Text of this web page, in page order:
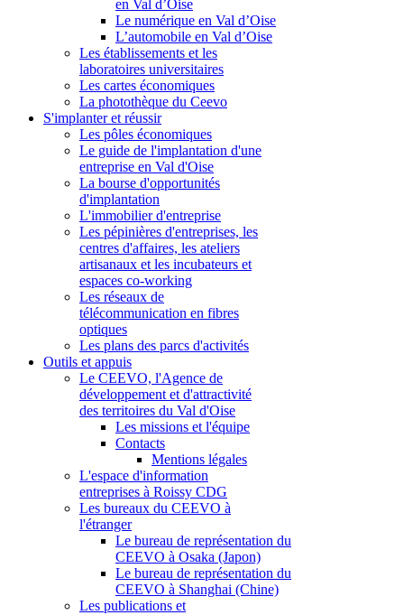
en Val d’Oise
Le numérique en Val d’Oise
L’automobile en Val d’Oise
Les établissements et les
laboratoires universitaires
Les cartes économiques
La photothèque du Ceevo
S'implanter et réussir
Les pôles économiques
Le guide de l'implantation d'une
entreprise en Val d'Oise
La bourse d'opportunités
d'implantation
L'immobilier d'entreprise
Les pépinières d'entreprises, les
centres d'affaires, les ateliers
artisanaux et les incubateurs et
espaces co-working
Les réseaux de
télécommunication en fibres
optiques
Les plans des parcs d'activités
Outils et appuis
Le CEEVO, l'Agence de
développement et d'attractivité
des territoires du Val d'Oise
Les missions et l'équipe
Contacts
Mentions légales
L'espace d'information
entreprises à Roissy CDG
Les bureaux du CEEVO à
l'étranger
Le bureau de représentation du
CEEVO à Osaka (Japon)
Le bureau de représentation du
CEEVO à Shanghai (Chine)
Les publications et